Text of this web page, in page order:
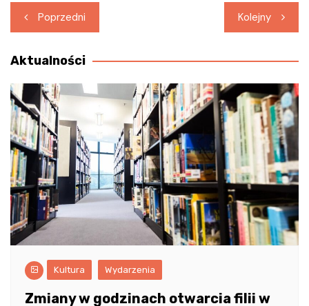
Nawigacja
wpisu
Poprzedni Kolejny
Aktualności
Kultura Wydarzenia
Zmiany w godzinach otwarcia filii w